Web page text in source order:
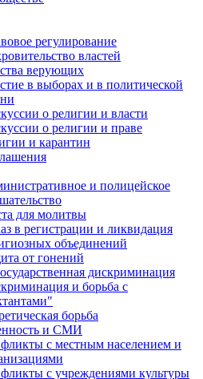
регулирование
властей
верующих
в выборах и в политической
о религии и власти
о религии и праве
и карантин
и полицейское
для молитвы
в регистрации и ликвидация
объединений
от гонений
дискриминация
и борьба с
борьба
и СМИ
с местным населением и
с учреждениями культуры